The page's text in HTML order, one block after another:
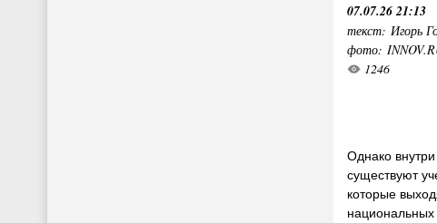
07.07.26 21:13
текст: Игорь
фото:
1246
Однако
существуют
которые
национальных